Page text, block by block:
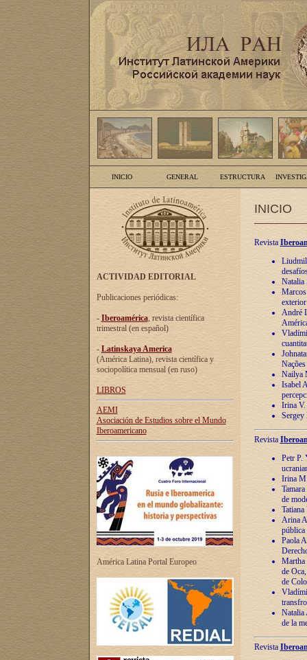
INICIO GENERAL ESTRUCTURA
ACTIVIDAD EDITORIAL
Publicaciones periódicas:
- Iberoamérica, revista científica
trimestral (en español)
- Latinskaya America
(América Latina), revista científica y
sociopolítica mensual (en ruso)
LIBROS
AEMI
Asociación de Estudios sobre el Mundo
Iberoamericano
América Latina Portal Europeo
INICIO
Revista
Natalia
André
Nailya
Isabel
Irina V.
Sergey
Revista
Petr P.
Irina
de
Arina
pública
Paola
Martha
de
de
Natalia
de la
Revista